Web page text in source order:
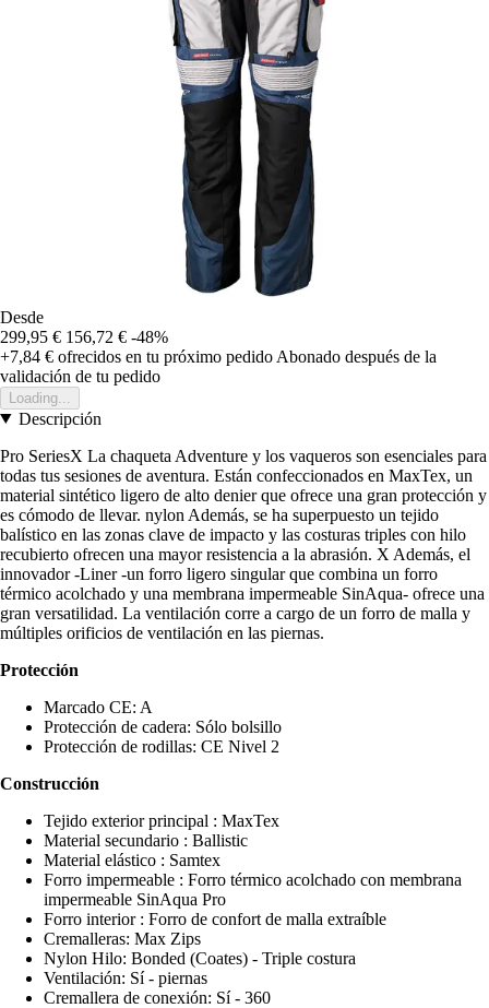
Desde
299,95 € 156,72 € -48%
+7,84 € ofrecidos en tu próximo pedido Abonado después de la
validación de tu pedido
Loading...
Descripción
Pro SeriesX La chaqueta Adventure y los vaqueros son esenciales para
todas tus sesiones de aventura. Están confeccionados en MaxTex, un
material sintético ligero de alto denier que ofrece una gran protección y
es cómodo de llevar. nylon Además, se ha superpuesto un tejido
balístico en las zonas clave de impacto y las costuras triples con hilo
recubierto ofrecen una mayor resistencia a la abrasión. X Además, el
innovador -Liner -un forro ligero singular que combina un forro
térmico acolchado y una membrana impermeable SinAqua- ofrece una
gran versatilidad. La ventilación corre a cargo de un forro de malla y
múltiples orificios de ventilación en las piernas.
Protección
Marcado CE: A
Protección de cadera: Sólo bolsillo
Protección de rodillas: CE Nivel 2
Construcción
Tejido exterior principal : MaxTex
Material secundario : Ballistic
Material elástico : Samtex
Forro impermeable : Forro térmico acolchado con membrana
impermeable SinAqua Pro
Forro interior : Forro de confort de malla extraíble
Cremalleras: Max Zips
Nylon Hilo: Bonded (Coates) - Triple costura
Ventilación: Sí - piernas
Cremallera de conexión: Sí - 360